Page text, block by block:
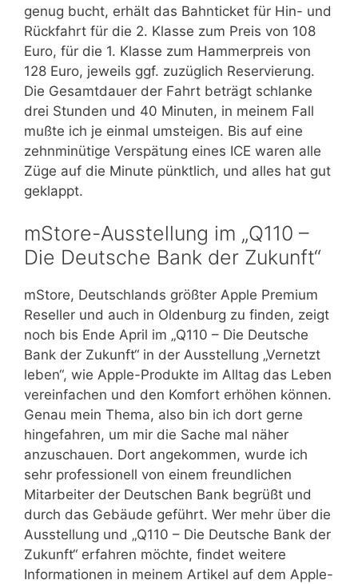
genug bucht, erhält das Bahnticket für Hin- und
Rückfahrt für die 2. Klasse zum Preis von 108
Euro, für die 1. Klasse zum Hammerpreis von
128 Euro, jeweils ggf. zuzüglich Reservierung.
Die Gesamtdauer der Fahrt beträgt schlanke
drei Stunden und 40 Minuten, in meinem Fall
mußte ich je einmal umsteigen. Bis auf eine
zehnminütige Verspätung eines ICE waren alle
Züge auf die Minute pünktlich, und alles hat gut
geklappt.
mStore-Ausstellung im „Q110 –
Die Deutsche Bank der Zukunft“
mStore, Deutschlands größter Apple Premium
Reseller und auch in Oldenburg zu finden, zeigt
noch bis Ende April im „Q110 – Die Deutsche
Bank der Zukunft“ in der Ausstellung „Vernetzt
leben“, wie Apple-Produkte im Alltag das Leben
vereinfachen und den Komfort erhöhen können.
Genau mein Thema, also bin ich dort gerne
hingefahren, um mir die Sache mal näher
anzuschauen. Dort angekommen, wurde ich
sehr professionell von einem freundlichen
Mitarbeiter der Deutschen Bank begrüßt und
durch das Gebäude geführt. Wer mehr über die
Ausstellung und „Q110 – Die Deutsche Bank der
Zukunft“ erfahren möchte, findet weitere
Informationen in meinem Artikel auf dem Apple-